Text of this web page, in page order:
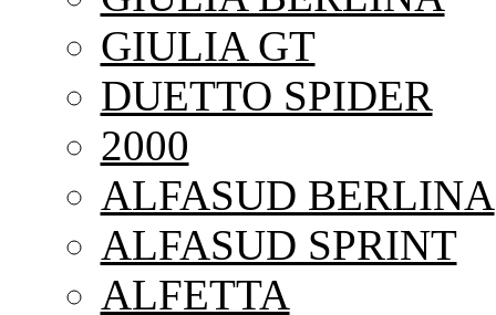
GIULIA GT
DUETTO SPIDER
2000
ALFASUD BERLINA
ALFASUD SPRINT
ALFETTA